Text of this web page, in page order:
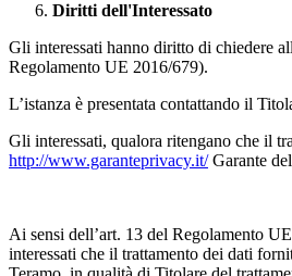
Diritti dell'Interessato
Gli interessati hanno diritto di chiedere
Regolamento UE 2016/679).
L’istanza è presentata contattando il
Gli interessati, qualora ritengano che il
http://www.garanteprivacy.it/Garante
Ai sensi dell’art. 13 del Regolamento
interessati che il trattamento dei dati